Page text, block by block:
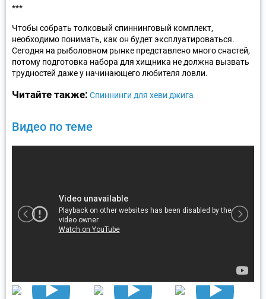
***
Чтобы собрать толковый спиннинговый комплект,
необходимо понимать, как он будет эксплуатироваться.
Сегодня на рыболовном рынке представлено много снастей,
потому подготовка набора для хищника не должна вызвать
трудностей даже у начинающего любителя ловли.
Читайте также: Спиннинги для хеви джига
Видео по теме